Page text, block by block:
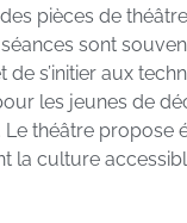
pièces de
sont
s’initier aux
les jeunes de
théâtre propose
la culture